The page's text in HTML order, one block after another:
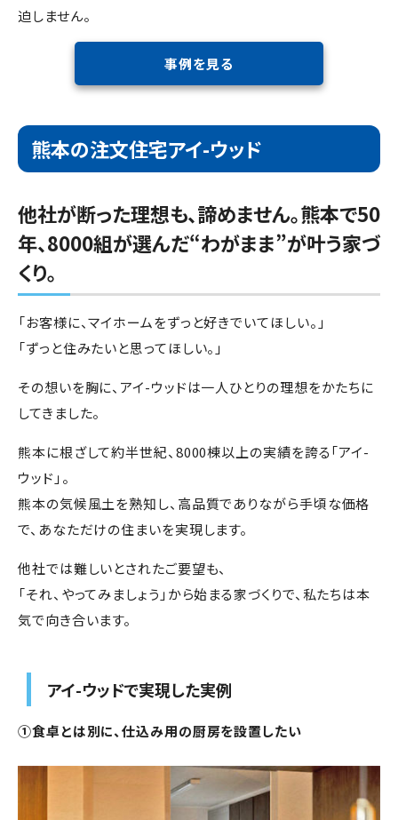
迫しません。
事例を見る
熊本の注文住宅アイ-ウッド
他社が断った理想も、諦めません。熊本で50
年、8000組が選んだ“わがまま”が叶う家づ
くり。
「お客様に、マイホームをずっと好きでいてほしい。」
「ずっと住みたいと思ってほしい。」
その想いを胸に、アイ-ウッドは一人ひとりの理想をかたちに
してきました。
熊本に根ざして約半世紀、8000棟以上の実績を誇る「アイ-
ウッド」。
熊本の気候風土を熟知し、高品質でありながら手頃な価格
で、あなただけの住まいを実現します。
他社では難しいとされたご要望も、
「それ、やってみましょう」から始まる家づくりで、私たちは本
気で向き合います。
アイ-ウッドで実現した実例
①食卓とは別に、仕込み用の厨房を設置したい